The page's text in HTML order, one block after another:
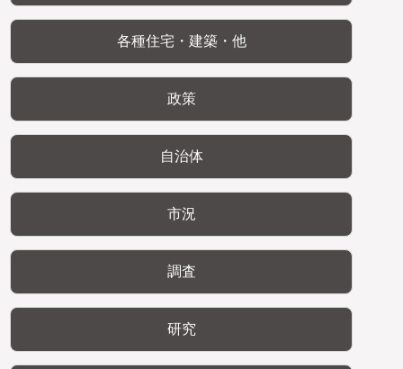
各種住宅・建築・他
政策
自治体
市況
調査
研究